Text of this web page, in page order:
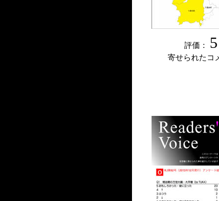
評価： 5
寄せられたコ